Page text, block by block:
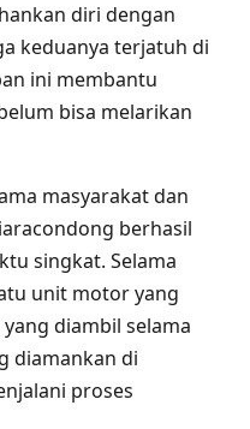
diri dengan
keduanya terjatuh di
ini membantu
bisa melarikan
masyarakat dan
berhasil
singkat. Selama
unit motor yang
diambil selama
diamankan di
proses